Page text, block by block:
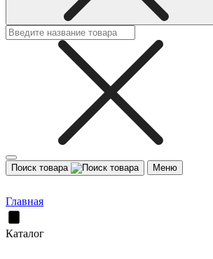
Поиск товара Меню
Главная
Каталог